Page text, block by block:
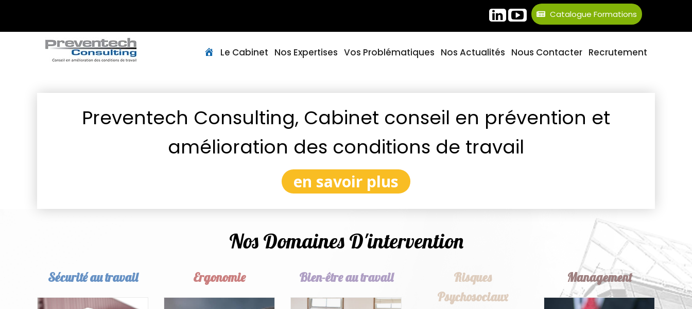
Catalogue Formations
Accueil
Le Cabinet Nos Expertises Vos Problématiques Nos Actualités Nous Contacter Recrutement
Preventech Consulting, Cabinet conseil en prévention et
amélioration des conditions de travail
en savoir plus
Nos Domaines D'intervention
Sécurité au travail Ergonomie Bien-être au travail
Risques
Psychosociaux
Management